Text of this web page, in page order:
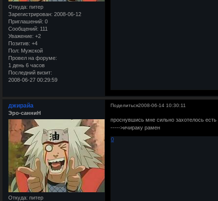
Откуда: питер
Зарегистрирован: 2008-06-12
Приглашений: 0
Сообщений: 111
Уважение: +2
Позитив: +4
Пол: Мужской
Провел на форуме:
1 день 6 часов
Последний визит:
2008-06-27 00:29:59
Поделиться2008-06-14 10:30:11
джирайа
Эро-санниН
Откуда: питер
проснувшись мне сильно захотелось
----->ичираку рамен
0